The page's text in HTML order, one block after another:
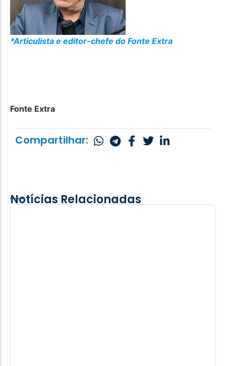
*Articulista e editor-chefe do Fonte Extra
Fonte Extra
Compartilhar:
Notícias Relacionadas